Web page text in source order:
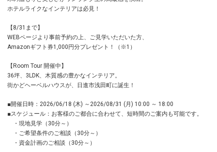
ホテルライクなインテリアは必見！
【8/31まで】
WEBページより事前予約の上、ご見学いただいた方、
Amazonギフト券1,000円分プレゼント！（※1）
【Room Tour 開催中】
36坪、3LDK、木質感の豊かなインテリア。
街かどヘーベルハウスが、日進市浅田町に誕生！
■開催日時：2026/06/18 (木) ～2026/08/31 (月) 10:00 ～ 18:00
■スケジュール：お客様のご都合に合わせて、短時間のご案内も可能です。
・現地見学（30分～）
・ご希望条件のご相談（30分～）
・資金計画のご相談（30分～）